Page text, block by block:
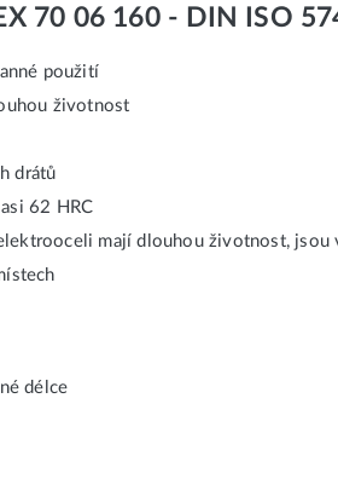
70 06 160 - DIN ISO
použití
životnost
drátů
62 HRC
mají dlouhou životnost, jsou
délce